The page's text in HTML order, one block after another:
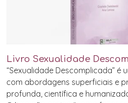
Livro Sexualidade
“Sexualidade Descomplicada” é
com abordagens superficiais e
profunda, científica e